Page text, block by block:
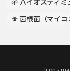
🌱 バイオスティミ
🍄 菌根菌（マイコ
Icons